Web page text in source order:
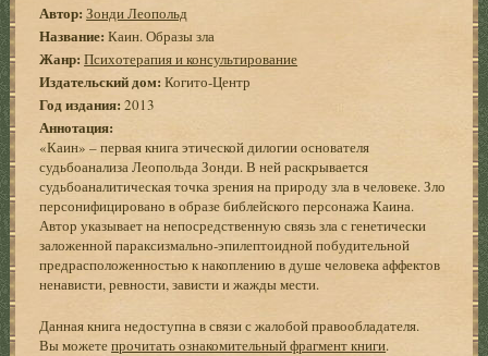
Автор: Зонди Леопольд
Название: Каин. Образы зла
Жанр: Психотерапия и консультирование
Издательский дом: Когито-Центр
Год издания: 2013
Аннотация:
«Каин» – первая книга этической дилогии основателя
судьбоанализа Леопольда Зонди. В ней раскрывается
судьбоаналитическая точка зрения на природу зла в человеке. Зло
персонифицировано в образе библейского персонажа Каина.
Автор указывает на непосредственную связь зла с генетически
заложенной параксизмально-эпилептоидной побудительной
предрасположенностью к накоплению в душе человека аффектов
ненависти, ревности, зависти и жажды мести.
Данная книга недоступна в связи с жалобой правообладателя.
Вы можетепрочитать ознакомительный фрагмент книги.